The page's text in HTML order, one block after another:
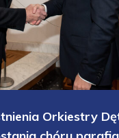
Orkiestry